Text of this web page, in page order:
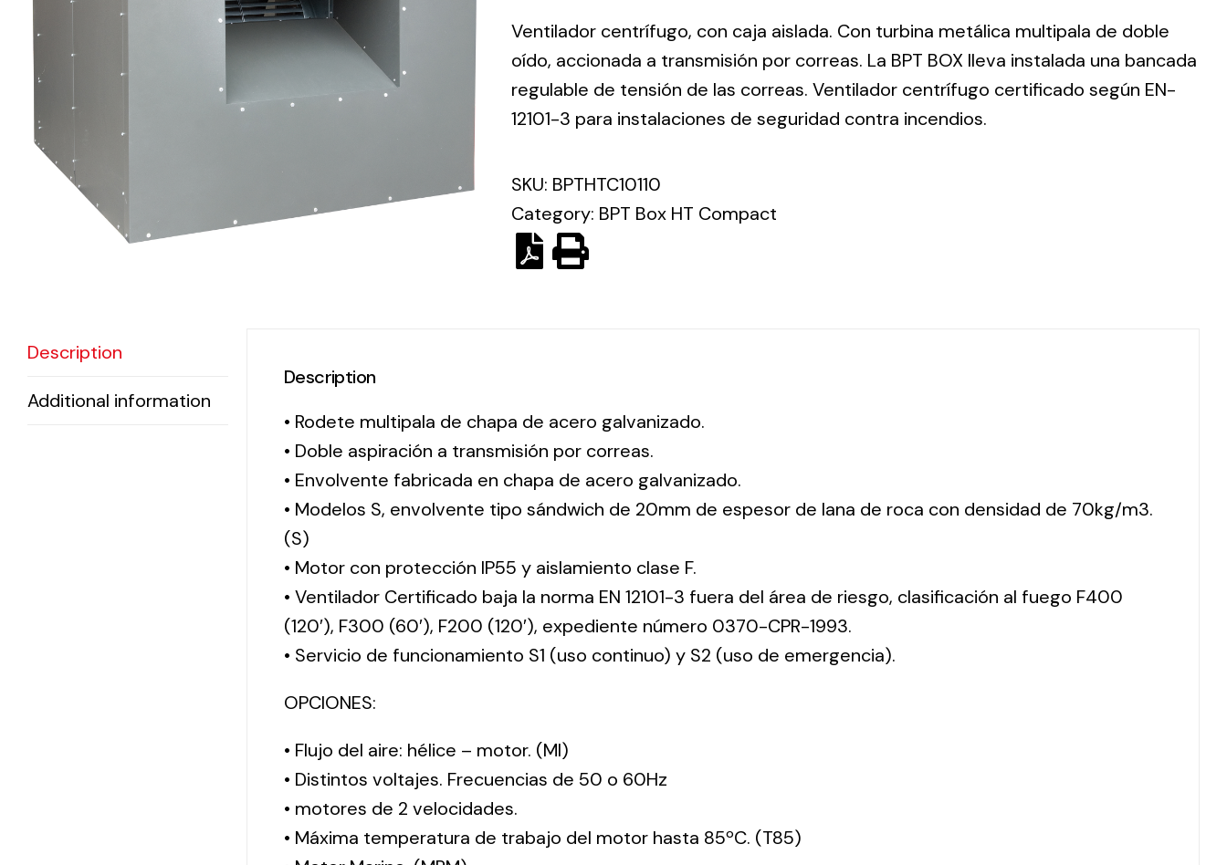
eléctrico.
Lighting and
Equipment
and need
Ventilation
The
the group
meant a greater
offer of
ventilation
Solar lighting
kinds of needs.
Ventilador centrífugo, con caja aislada. Con turbina metálica multipala de doble
oído, accionada a transmisión por correas. La BPT BOX lleva instalada una bancada
regulable de tensión de las correas. Ventilador centrífugo certificado según EN-
12101-3 para instalaciones de seguridad contra incendios.
SKU: BPTHTC10110
Category: BPT Box HT Compact
Description
Additional information
Description
• Rodete multipala de chapa de acero galvanizado.
• Doble aspiración a transmisión por correas.
• Envolvente fabricada en chapa de acero galvanizado.
• Modelos S, envolvente tipo sándwich de 20mm de espesor de lana de roca con densidad de 70kg/m3.
(S)
• Motor con protección IP55 y aislamiento clase F.
• Ventilador Certificado baja la norma EN 12101-3 fuera del área de riesgo, clasificación al fuego F400
(120′), F300 (60′), F200 (120′), expediente número 0370-CPR-1993.
• Servicio de funcionamiento S1 (uso continuo) y S2 (uso de emergencia).
OPCIONES:
• Flujo del aire: hélice – motor. (MI)
• Distintos voltajes. Frecuencias de 50 o 60Hz
• motores de 2 velocidades.
• Máxima temperatura de trabajo del motor hasta 85ºC. (T85)